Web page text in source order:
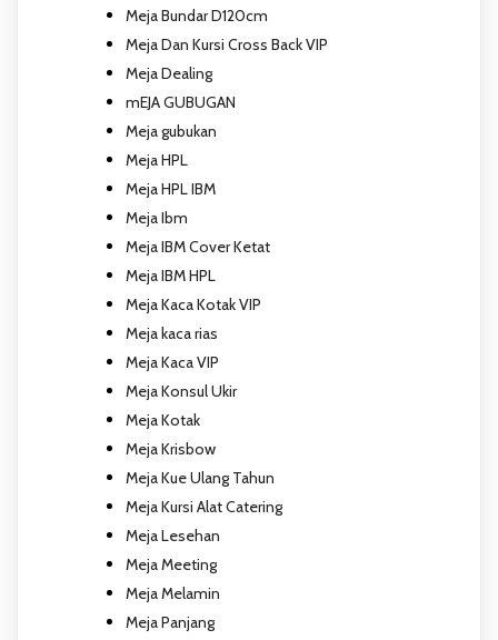
Meja Bundar D120cm
Meja Dan Kursi Cross Back VIP
Meja Dealing
mEJA GUBUGAN
Meja gubukan
Meja HPL
Meja HPL IBM
Meja Ibm
Meja IBM Cover Ketat
Meja IBM HPL
Meja Kaca Kotak VIP
Meja kaca rias
Meja Kaca VIP
Meja Konsul Ukir
Meja Kotak
Meja Krisbow
Meja Kue Ulang Tahun
Meja Kursi Alat Catering
Meja Lesehan
Meja Meeting
Meja Melamin
Meja Panjang